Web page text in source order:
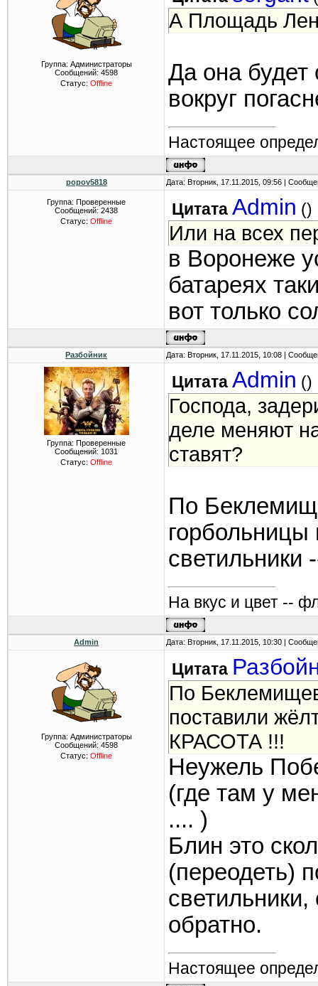
Группа: Администраторы
Сообщений: 4598
Статус: Offline
А Площадь
Да она будет
вокруг
Настоящее
popov5818 Дата: Вторник, 17.11.2015, 09:56 |
Группа: Проверенные
Сообщений: 2438
Статус: Offline
Цитата Admin ()
Или на всех
в Воронеже
батареях
вот только
Разбойник Дата: Вторник, 17.11.2015, 10:08 |
Группа: Проверенные
Сообщений: 1031
Статус: Offline
Цитата Admin ()
Господа,
деле меняют
ставят?
По
На вкус и цвет --
Admin Дата: Вторник, 17.11.2015, 10:30 |
Группа: Администраторы
Сообщений: 4598
Статус: Offline
Цитата
По
поставили
КРАСОТА !!!
Неужель
(где там у
.... )
Блин это
(переодеть)
обратно.
Настоящее